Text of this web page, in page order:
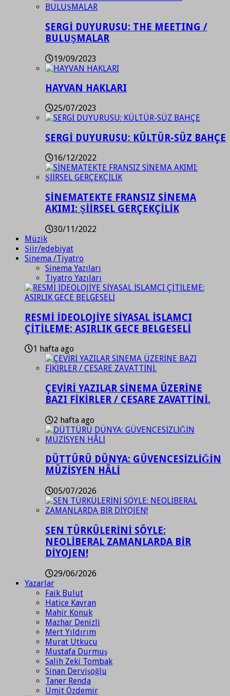
SERGİ DUYURUSU: THE MEETING /
BULUŞMALAR
19/09/2023
HAYVAN HAKLARI
25/07/2023
SERGİ DUYURUSU: KÜLTÜR-SÜZ BAHÇE
16/12/2022
SİNEMATEKTE FRANSIZ SİNEMA
AKIMI: ŞİİRSEL GERÇEKÇİLİK
30/11/2022
Müzik
Şiir/edebiyat
Sinema /Tiyatro
Sinema Yazıları
Tiyatro Yazıları
RESMİ İDEOLOJİYE SİYASAL İSLAMCI
ÇİTİLEME: ASIRLIK GECE BELGESELİ
1 hafta ago
ÇEVİRİ YAZILAR SİNEMA ÜZERİNE
BAZI FİKİRLER / CESARE ZAVATTİNİ.
2 hafta ago
DÜTTÜRÜ DÜNYA: GÜVENCESİZLİĞİN
MÜZİSYEN HÂLİ
05/07/2026
SEN TÜRKÜLERİNİ SÖYLE:
NEOLİBERAL ZAMANLARDA BİR
DİYOJEN!
29/06/2026
Yazarlar
Faik Bulut
Hatice Kavran
Mahir Konuk
Mazhar Denizli
Mert Yıldırım
Murat Utkucu
Mustafa Durmuş
Salih Zeki Tombak
Sinan Dervişoğlu
Taner Renda
Ümit Özdemir